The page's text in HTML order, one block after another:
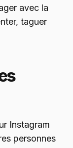
avec la
taguer
Instagram
personnes